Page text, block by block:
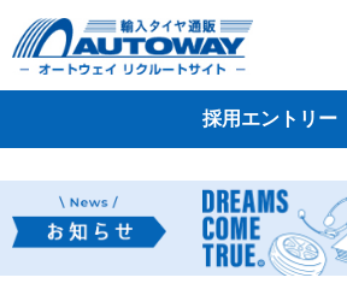
オートウェイ
リクルートサ
イト
採用エントリー